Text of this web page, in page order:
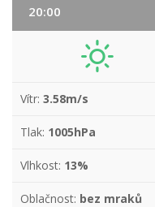
20:00
Vítr: 3.58m/s
Tlak: 1005hPa
Vlhkost: 13%
Oblačnost: bez mraků